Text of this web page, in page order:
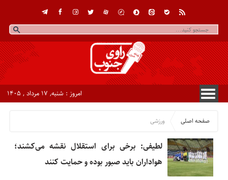
امروز : شنبه, ۱۷ مرداد , ۱۴۰۵
صفحه اصلی ورزشی
لطیفی: برخی برای استقلال نقشه می‌کشند؛
هواداران باید صبور بوده و حمایت کنند